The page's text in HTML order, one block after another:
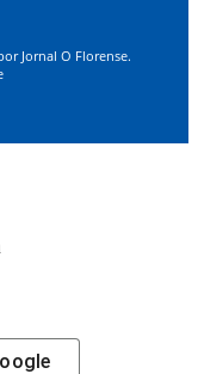
Jornal O Florense.